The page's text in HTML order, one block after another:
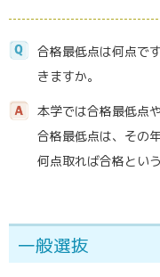
合格最低点は何点で
きますか。
本学では合格最低点
合格最低点は、その
何点取れば合格とい
一般選抜